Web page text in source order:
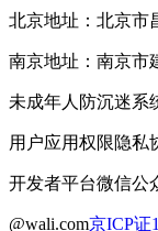
北京地址：北京市
南京地址：南京市
未成年人防沉迷系
用户应用权限隐私
开发者平台微信公
@wali.com京ICP证